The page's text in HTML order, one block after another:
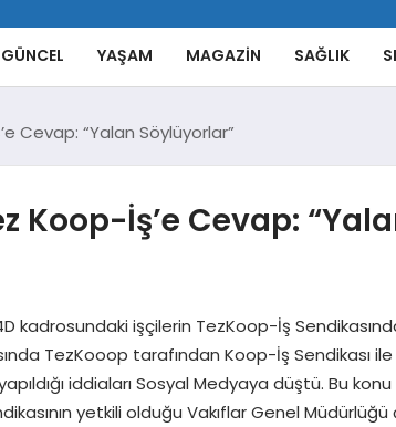
GÜNCEL YAŞAM MAGAZIN SAĞLIK
Cevap: “Yalan Söylüyorlar”
Koop-İş’e Cevap:
kadrosundaki işçilerin TezKoop-İş
TezKooop tarafından Koop-İş Sendikası ile
iddiaları Sosyal Medyaya düştü. Bu konu
yetkili olduğu Vakıflar Genel Müdürlüğü